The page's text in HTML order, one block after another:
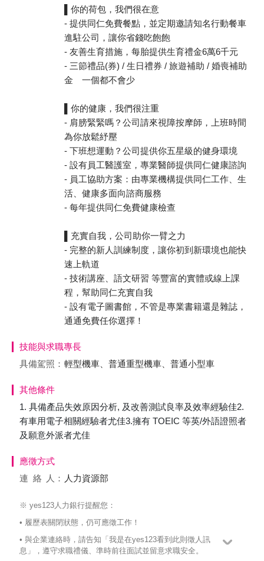
▌你的荷包，我們很在意
- 提供同仁免費餐點，並定期邀請知名行動餐車
進駐公司，讓你省錢吃飽飽
- 友善生育措施，每胎提供生育禮金6萬6千元
- 三節禮品(券) / 生日禮券 / 旅遊補助 / 婚喪補助
金 一個都不會少
▌你的健康，我們很注重
- 肩膀緊緊嗎？公司請來視障按摩師，上班時間
為你放鬆紓壓
- 下班想運動？公司提供你五星級的健身環境
- 設有員工醫護室，專業醫師提供同仁健康諮詢
- 員工協助方案：由專業機構提供同仁工作、生
活、健康多面向諮商服務
- 每年提供同仁免費健康檢查
▌充實自我，公司助你一臂之力
- 完整的新人訓練制度，讓你初到新環境也能快
速上軌道
- 技術講座、語文研習 等豐富的實體或線上課
程，幫助同仁充實自我
- 設有電子圖書館，不管是專業書籍還是雜誌，
通通免費任你選擇！
技能與求職專長
具備駕照： 輕型機車、普通重型機車、普通小型車
其他條件
1. 具備產品失效原因分析, 及改善測試良率及效率經驗佳2.
有車用電子相關經驗者尤佳3.擁有 TOEIC 等英/外語證照者
及願意外派者尤佳
應徵方式
連絡
人： 人力資源部
※ yes123人力銀行提醒您：
• 履歷表關閉狀態，仍可應徵工作！
• 與企業連絡時，請告知「我是在yes123看到此則徵人訊
息」，遵守求職禮儀、準時前往面試並留意求職安全。